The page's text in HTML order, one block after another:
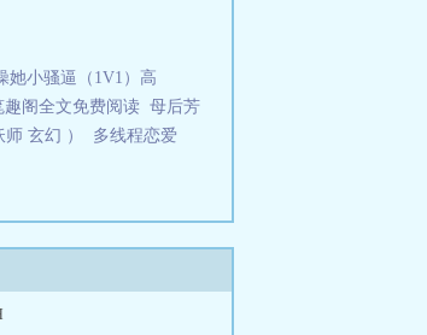
她小骚逼（1V1）高
阁全文免费阅读 母后芳
玄幻 ）
多线程恋爱